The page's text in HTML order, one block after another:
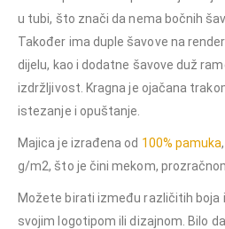
u tubi, što znači da nema bočnih
Također ima duple šavove na
dijelu, kao i dodatne šavove duž
izdržljivost. Kragna je ojačana
istezanje i opuštanje.
Majica je izrađena od 100% pamuka
g/m2, što je čini mekom,
Možete birati između različitih boja
svojim logotipom ili dizajnom. Bilo